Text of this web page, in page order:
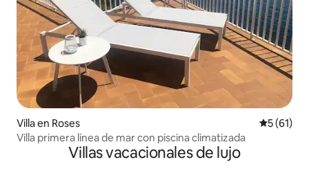
Villa en Roses
5 (61)
Villa primera línea de mar con piscina climatizada
Villas vacacionales de lujo